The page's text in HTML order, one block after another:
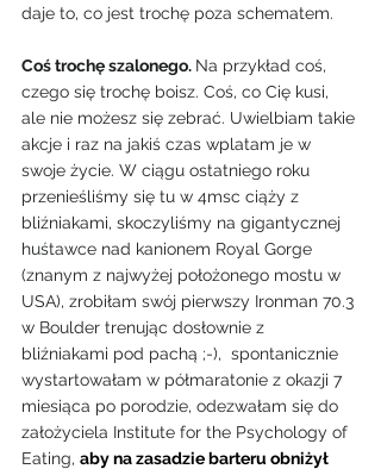
daje to, co jest trochę poza schematem.
Coś trochę szalonego. Na przykład coś,
czego się trochę boisz. Coś, co Cię kusi,
ale nie możesz się zebrać. Uwielbiam takie
akcje i raz na jakiś czas wplatam je w
swoje życie. W ciągu ostatniego roku
przenieśliśmy się tu w 4msc ciąży z
bliźniakami, skoczyliśmy na gigantycznej
huśtawce nad kanionem Royal Gorge
(znanym z najwyżej położonego mostu w
USA), zrobiłam swój pierwszy Ironman 70.3
w Boulder trenując dosłownie z
bliźniakami pod pachą ;-),  spontanicznie
wystartowałam w półmaratonie z okazji 7
miesiąca po porodzie, odezwałam się do
założyciela Institute for the Psychology of
Eating, aby na zasadzie barteru obniżył